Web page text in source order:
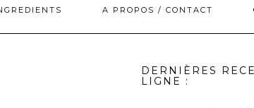
A PROPOS / CONTACT
DERNIÈRES
LIGNE :